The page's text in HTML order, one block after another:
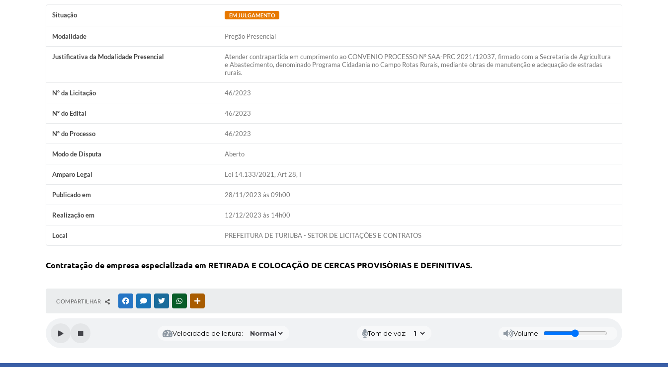
Situação EM JULGAMENTO
Modalidade Pregão Presencial
Justificativa da Modalidade Presencial
Atender contrapartida em cumprimento ao CONVENIO PROCESSO Nº SAA-PRC 2021/12037, firmado com a Secretaria de Agricultura
e Abastecimento, denominado Programa Cidadania no Campo Rotas Rurais, mediante obras de manutenção e adequação de estradas
rurais.
Nº da Licitação 46/2023
Nº do Edital 46/2023
Nº do Processo 46/2023
Modo de Disputa Aberto
Amparo Legal Lei 14.133/2021, Art 28, I
Publicado em 28/11/2023 às 09h00
Realização em 12/12/2023 às 14h00
Local PREFEITURA DE TURIUBA - SETOR DE LICITAÇÕES E CONTRATOS
Contratação de empresa especializada em RETIRADA E COLOCAÇÃO DE CERCAS PROVISÓRIAS E DEFINITIVAS.
COMPARTILHAR FACEBOOKMESSENGER
TWITTERWHATSAPP
Velocidade de leitura: Tom de voz: Volume